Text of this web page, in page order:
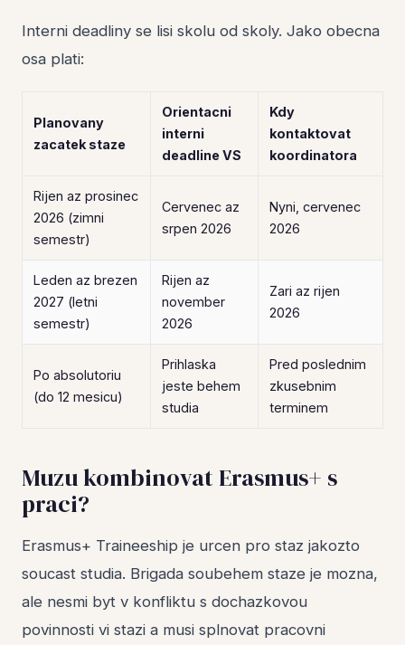
Interni deadliny se lisi skolu od skoly. Jako obecna
osa plati:
Planovany
zacatek staze
Orientacni
interni
deadline VS
Kdy
kontaktovat
koordinatora
Rijen az prosinec
2026 (zimni
semestr)
Cervenec az
srpen 2026
Nyni, cervenec
2026
Leden az brezen
2027 (letni
semestr)
Rijen az
november
2026
Zari az rijen
2026
Po absolutoriu
(do 12 mesicu)
Prihlaska
jeste behem
studia
Pred poslednim
zkusebnim
terminem
Muzu kombinovat Erasmus+ s
praci?
Erasmus+ Traineeship je urcen pro staz jakozto
soucast studia. Brigada soubehem staze je mozna,
ale nesmi byt v konfliktu s dochazkovou
povinnosti vi stazi a musi splnovat pracovni